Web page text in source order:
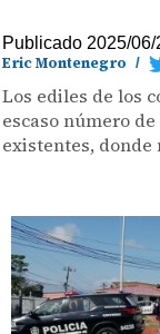
Publicado 2025/
Eric Montenegro /
Los ediles de los
escaso número
existentes, donde